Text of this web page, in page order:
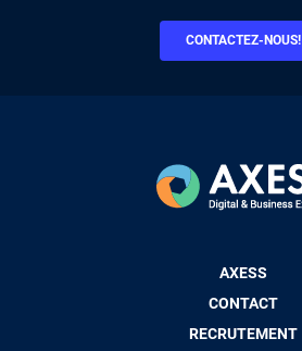
CONTACTEZ-NOUS!
AXESS
CONTACT
RECRUTEMENT